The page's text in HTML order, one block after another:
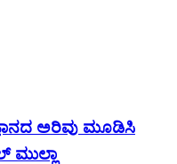
ಅರಿವು ಮೂಡಿಸಿ
ಮುಲ್ಲಾ